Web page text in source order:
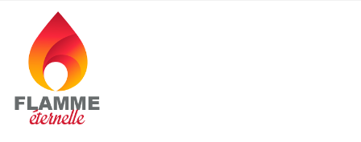
content